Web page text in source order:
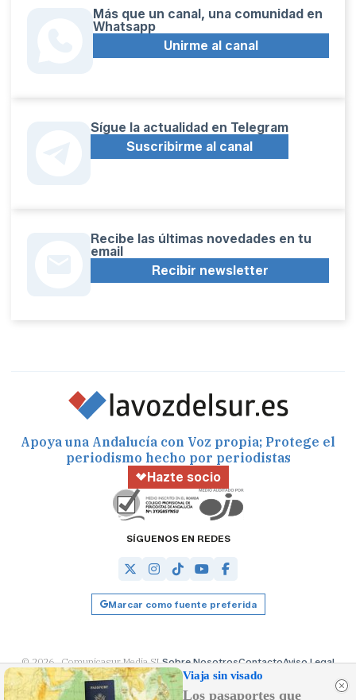
Más que un canal, una comunidad en
Whatsapp
Unirme al canal
Sígue la actualidad en Telegram
Suscribirme al canal
Recibe las últimas novedades en tu
email
Recibir newsletter
Apoya una Andalucía con Voz propia; Protege el
periodismo hecho por periodistas
Hazte socio
SÍGUENOS EN REDES
Marcar como fuente preferida
© 2026 Comunicasur Media SLSobre NosotrosContactoAviso Legal
Política de CookiesRSSDesarrollado porOA Cloud
Viaja sin visado
Los pasaportes que